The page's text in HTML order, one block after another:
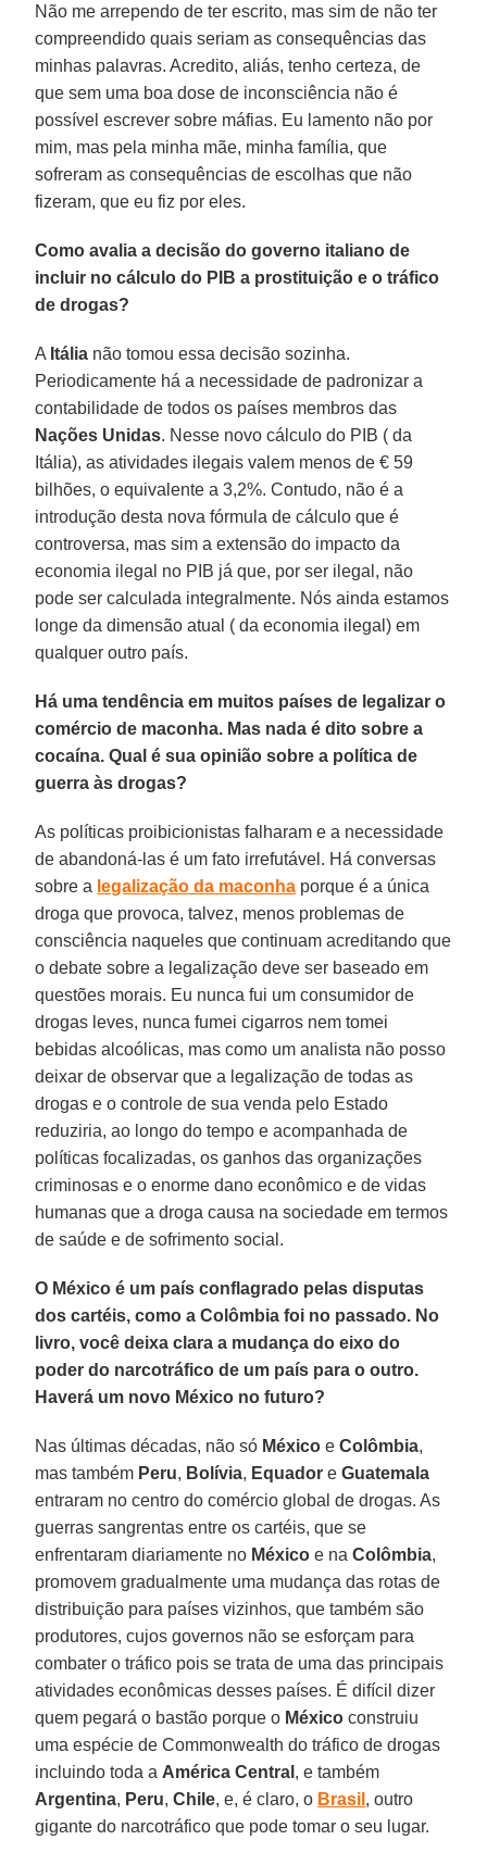
Não me arrependo de ter escrito, mas sim de não ter
compreendido quais seriam as consequências das
minhas palavras. Acredito, aliás, tenho certeza, de
que sem uma boa dose de inconsciência não é
possível escrever sobre máfias. Eu lamento não por
mim, mas pela minha mãe, minha família, que
sofreram as consequências de escolhas que não
fizeram, que eu fiz por eles.
Como avalia a decisão do governo italiano de
incluir no cálculo do PIB a prostituição e o tráfico
de drogas?
A Itália não tomou essa decisão sozinha.
Periodicamente há a necessidade de padronizar a
contabilidade de todos os países membros das
Nações Unidas. Nesse novo cálculo do PIB ( da
Itália), as atividades ilegais valem menos de € 59
bilhões, o equivalente a 3,2%. Contudo, não é a
introdução desta nova fórmula de cálculo que é
controversa, mas sim a extensão do impacto da
economia ilegal no PIB já que, por ser ilegal, não
pode ser calculada integralmente. Nós ainda estamos
longe da dimensão atual ( da economia ilegal) em
qualquer outro país.
Há uma tendência em muitos países de legalizar o
comércio de maconha. Mas nada é dito sobre a
cocaína. Qual é sua opinião sobre a política de
guerra às drogas?
As políticas proibicionistas falharam e a necessidade
de abandoná-las é um fato irrefutável. Há conversas
sobre a legalização da maconha porque é a única
droga que provoca, talvez, menos problemas de
consciência naqueles que continuam acreditando que
o debate sobre a legalização deve ser baseado em
questões morais. Eu nunca fui um consumidor de
drogas leves, nunca fumei cigarros nem tomei
bebidas alcoólicas, mas como um analista não posso
deixar de observar que a legalização de todas as
drogas e o controle de sua venda pelo Estado
reduziria, ao longo do tempo e acompanhada de
políticas focalizadas, os ganhos das organizações
criminosas e o enorme dano econômico e de vidas
humanas que a droga causa na sociedade em termos
de saúde e de sofrimento social.
O México é um país conflagrado pelas disputas
dos cartéis, como a Colômbia foi no passado. No
livro, você deixa clara a mudança do eixo do
poder do narcotráfico de um país para o outro.
Haverá um novo México no futuro?
Nas últimas décadas, não só México eColômbia,
mas também Peru, Bolívia, Equador eGuatemala
entraram no centro do comércio global de drogas. As
guerras sangrentas entre os cartéis, que se
enfrentaram diariamente no México e naColômbia,
promovem gradualmente uma mudança das rotas de
distribuição para países vizinhos, que também são
produtores, cujos governos não se esforçam para
combater o tráfico pois se trata de uma das principais
atividades econômicas desses países. É difícil dizer
quem pegará o bastão porque o México construiu
uma espécie de Commonwealth do tráfico de drogas
incluindo toda a América Central , e também
Argentina, Peru,Chile, e, é claro, o Brasil , outro
gigante do narcotráfico que pode tomar o seu lugar.